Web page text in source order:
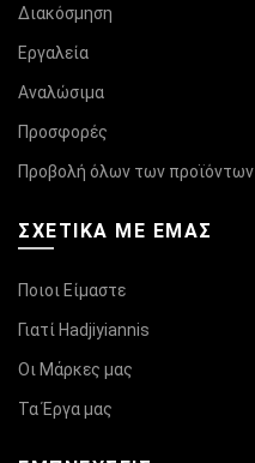
Διακόσμηση
Εργαλεία
Αναλώσιμα
Προσφορές
Προβολή όλων των προϊόντων
ΣΧΕΤΙΚΆ ΜΕ ΕΜΑΣ
Ποιοι Είμαστε
Γιατί Hadjiyiannis
Οι Μάρκες μας
Τα Έργα μας